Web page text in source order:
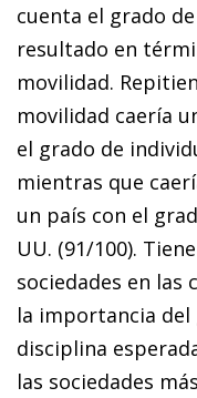
cuenta el grado
resultado en
movilidad.
movilidad caería
el grado de
mientras que
un país con el
UU. (91/100).
sociedades en las
la importancia del
disciplina
las sociedades